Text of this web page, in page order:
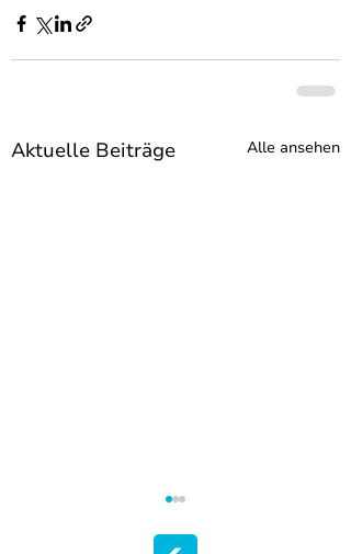
Aktuelle Beiträge Alle ansehen